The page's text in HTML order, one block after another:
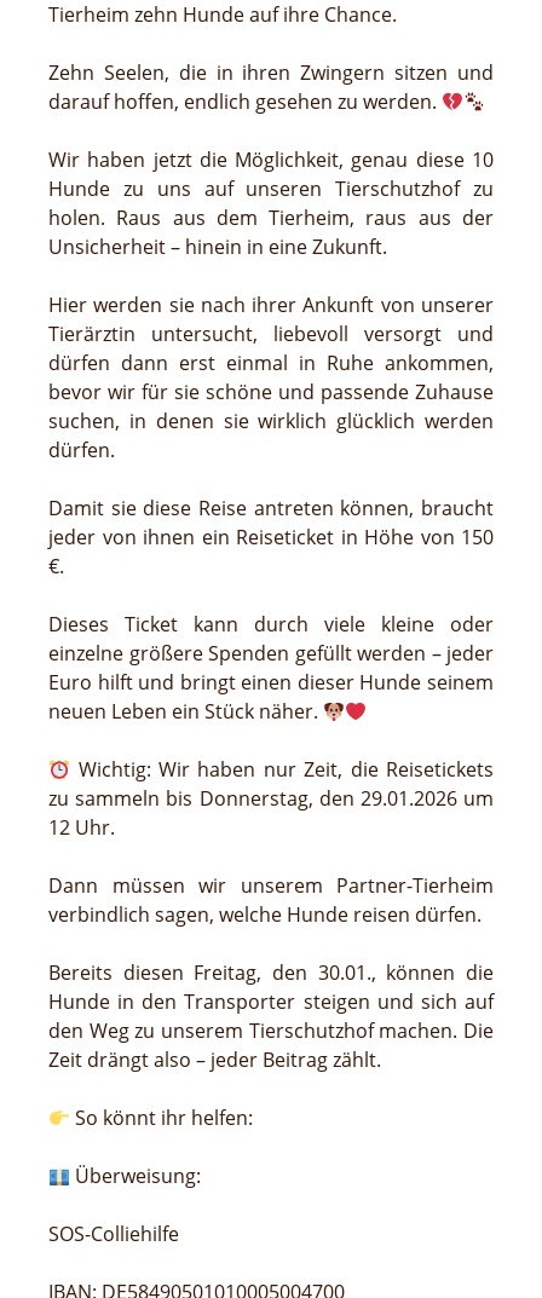
Tierheim zehn Hunde auf ihre Chance.
Zehn Seelen, die in ihren Zwingern sitzen und
darauf hoffen, endlich gesehen zu werden.
Wir haben jetzt die Möglichkeit, genau diese 10
Hunde zu uns auf unseren Tierschutzhof zu
holen. Raus aus dem Tierheim, raus aus der
Unsicherheit – hinein in eine Zukunft.
Hier werden sie nach ihrer Ankunft von unserer
Tierärztin untersucht, liebevoll versorgt und
dürfen dann erst einmal in Ruhe ankommen,
bevor wir für sie schöne und passende Zuhause
suchen, in denen sie wirklich glücklich werden
dürfen.
Damit sie diese Reise antreten können, braucht
jeder von ihnen ein Reiseticket in Höhe von 150
€.
Dieses Ticket kann durch viele kleine oder
einzelne größere Spenden gefüllt werden – jeder
Euro hilft und bringt einen dieser Hunde seinem
neuen Leben ein Stück näher.
Wichtig: Wir haben nur Zeit, die Reisetickets
zu sammeln bis Donnerstag, den 29.01.2026 um
12 Uhr.
Dann müssen wir unserem Partner-Tierheim
verbindlich sagen, welche Hunde reisen dürfen.
Bereits diesen Freitag, den 30.01., können die
Hunde in den Transporter steigen und sich auf
den Weg zu unserem Tierschutzhof machen. Die
Zeit drängt also – jeder Beitrag zählt.
So könnt ihr helfen:
Überweisung:
SOS-Colliehilfe
IBAN: DE58490501010005004700